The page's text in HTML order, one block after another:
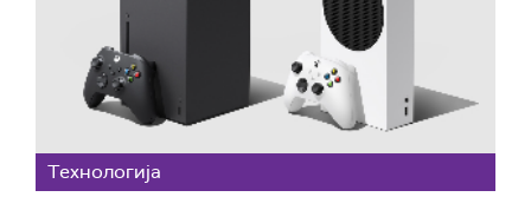
Технологијa